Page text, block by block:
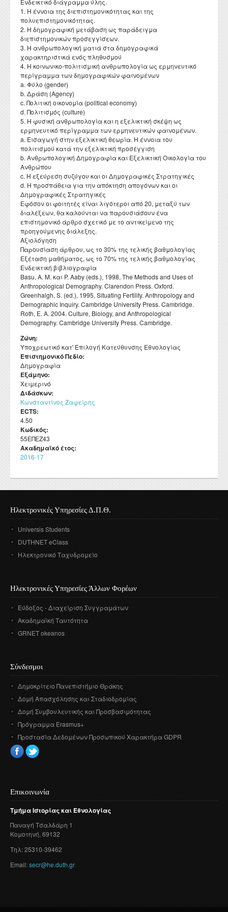
Διατελέσαντες Πρόεδροι
Ομότιμοι Καθηγητές
Διατελέσαντα μέλη ΔΕΠ
Επίτιμοι Καθηγητές
Επίτιμοι Διδάκτορες
Οδηγός σπουδών προπτυχιακού προγράμματος
Διάρκεια φοίτησης
Κατατακτήριες εξετάσεις
Τοπική Ιστορία, Πολιτισμός και Προστασία της
Αρχιτεκτονικής Κληρονομιάς: Διεπιστημονικές
Προσεγγίσεις και Ψηφιακές Εφαρμογές
Πολιτισμικές Σπουδές: Νέος Ελληνισμός και Βαλκάνια
Ωρολόγιο Πρόγραμμα
Πρόγραμμα Εξεταστικής
Σύμβουλος σπουδών
ΔΟΑΤΑΠ
Εργαστήριο Νεότερης και Σύγχρονης Ιστορίας
Εργαστήριο Βυζαντινών και Μεταβυζαντινών Ερευνών
Εργαστήριο Τεχνολογίας, Έρευνας και Εφαρμογών στην
Εκπαίδευση
Υγειονομική περίθαλψη
Δομή Συμβουλευτικής και Προσβασιμότητας
Σύλλογος αποφοίτων
Συνέδρια - Ημερίδες Τμήματος
Δραστηριότητες Τμήματος
Απολογισμοί πεπραγμένων του Τμήματος
Έντυπα
Κανονισμός Προπτυχιακού Προγράμματος Σπουδών
Κανονισμός ακαδημαϊκού συμβούλου σπουδών
Κανονισμός Προπτυχιακών Διπλωματικών Εργασιών
Κανονισμός Διδακτορικών Σπουδών
Κανονισμός Εκπόνησης Μεταδιδακτορικής Έρευνας
Κανονισμός Βιβλιοθήκης
Ο θεσμός του "Ακροατή Πανεπιστημιακών Μαθημάτων"
Επικοινωνία
Ενδεικτικό διάγραμμα ύλης.
1. Η έννοια της διεπιστημονικότητας και της
πολυεπιστημονικότητας.
2. Η δημογραφική μετάβαση ως παράδειγμα
διεπιστημονικών προσεγγίσεων.
3. Η ανθρωπολογική ματιά στα δημογραφικά
χαρακτηριστικά ενός πληθυσμού
4. Η κοινωνικο-πολιτισμική ανθρωπολογία ως ερμηνευτικό
περίγραμμα των δημογραφικών φαινομένων
a. Φύλο (gender)
b. Δράση (Agency)
c. Πολιτική οικονομία (political economy)
d. Πολιτισμός (culture)
5. H φυσική ανθρωπολογία και η εξελικτική σκέψη ως
ερμηνευτικό περίγραμμα των ερμηνευτικών φαινομένων.
a. Εισαγωγή στην εξελικτική θεωρία. Η έννοια του
πολιτισμού κατά την εξελικτική προσέγγιση
b. Ανθρωπολογική Δημογραφία και Εξελικτική Οικολογία του
Ανθρώπου
c. Η εξεύρεση συζύγου και οι Δημογραφικές Στρατηγικές
d. Η προσπάθεια για την απόκτηση απογόνων και οι
Δημογραφικές Στρατηγικές
Εφόσον οι φοιτητές είναι λιγότεροι από 20, μεταξύ των
διαλέξεων, θα καλούνται να παρουσιάσουν ένα
επιστημονικό άρθρο σχετικό με το αντικείμενο της
προηγούμενης διάλεξης.
Αξιολόγηση
Παρουσίαση άρθρου, ως το 30% της τελικής βαθμολογίας
Εξέταση μαθήματος, ως το 70% της τελικής βαθμολογίας
Ενδεικτική βιβλιογραφία
Basu, A. M. και P. Aaby (eds.), 1998, The Methods and Uses of
Anthropological Demography. Clarendon Press. Oxford.
Greenhalgh, S. (ed.), 1995, Situating Fertility. Anthropology and
Demographic Inquiry. Cambridge University Press. Cambridge.
Roth, E. A. 2004. Culture, Biology, and Anthropological
Demography. Cambridge University Press. Cambridge.
Ζώνη:
Υποχρεωτικό κατ' Επιλογή Κατεύθυνσης Εθνολογίας
Επιστημονικό Πεδίο:
Δημογραφία
Εξάμηνο:
Χειμερινό
Διδάσκων:
Kωνσταντίνος Ζαφείρης
ECTS:
4.50
Κωδικός:
55ΕΠΕΖ43
Ακαδημαϊκό έτος:
2016-17
Ηλεκτρονικές Υπηρεσίες Δ.Π.Θ.
Universis Students
DUTHNET eClass
Ηλεκτρονικό Ταχυδρομείο
Ηλεκτρονικές Υπηρεσίες Άλλων Φορέων
Εύδοξος - Διαχείριση Συγγραμάτων
Ακαδημαϊκή Ταυτότητα
GRNET okeanos
Σύνδεσμοι
Δημοκρίτειο Πανεπιστήμιο Θράκης
Δομή Απασχόλησης και Σταδιοδρομίας
Δομή Συμβουλευτικής και Προσβασιμότητας
Πρόγραμμα Erasmus+
Προστασία Δεδομένων Προσωπικού Χαρακτήρα GDPR
Επικοινωνία
ΤμήμαΙστορίαςκαι Εθνολογίας
Παναγή Τσαλδάρη 1
Κομοτηνή, 69132
Τηλ: 25310-39462
Email:secr@he.duth.gr